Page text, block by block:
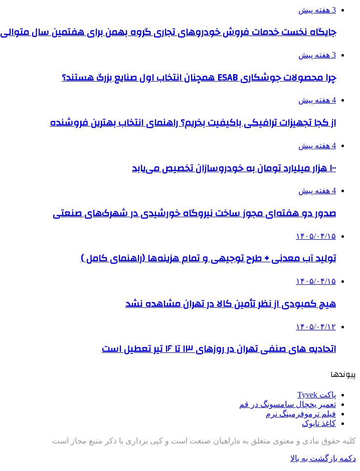
3 هفته پیش
جایگاه نخست خدمات فروش خودروهای تجاری گروه بهمن برای هفتمین سال متوالی
3 هفته پیش
چرا محصولات جوشکاری ESAB همچنان انتخاب اول صنایع بزرگ هستند؟
4 هفته پیش
از کجا تجهیزات ترافیکی باکیفیت بخریم؟ راهنمای انتخاب بهترین فروشنده
4 هفته پیش
۱۰۰ هزار میلیارد تومان به خودروسازان تخصیص می‌یابد
4 هفته پیش
صدور دو هفته‌ای مجوز ساخت نیروگاه خورشیدی در شهرک‌های صنعتی
۱۴۰۵/۰۴/۱۵
تولید آب معدنی + طرح توجیهی و تمام هزینه‌ها (راهنمای کامل )
۱۴۰۵/۰۴/۱۵
هیچ کمبودی از نظر تأمین کالا در تهران مشاهده نشد
۱۴۰۵/۰۴/۱۲
اتحادیه های صنفی تهران در روزهای ۱۳ تا ۱۶ تیر تعطیل است
پیوندها
پاکت Tyvek
تعمیر یخچال سامسونگ در قم
فیلم ترموفرمینگ نرم
کاغذ تایوک
کلیه حقوق مادی و معنوی متعلق به هlراهیان صنعت است و کپی برداری با ذکر منبع مجاز است
دکمه بازگشت به بالا